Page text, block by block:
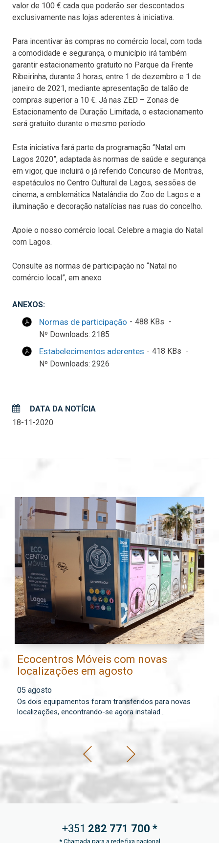
valor de 100 € cada que poderão ser descontados
exclusivamente nas lojas aderentes à iniciativa.
Para incentivar às compras no comércio local, com toda
a comodidade e segurança, o município irá também
garantir estacionamento gratuito no Parque da Frente
Ribeirinha, durante 3 horas, entre 1 de dezembro e 1 de
janeiro de 2021, mediante apresentação de talão de
compras superior a 10 €. Já nas ZED – Zonas de
Estacionamento de Duração Limitada, o estacionamento
será gratuito durante o mesmo período.
Esta iniciativa fará parte da programação “Natal em
Lagos 2020”, adaptada às normas de saúde e segurança
em vigor, que incluirá o já referido Concurso de Montras,
espetáculos no Centro Cultural de Lagos, sessões de
cinema, a emblemática Natalândia do Zoo de Lagos e a
iluminação e decoração natalícias nas ruas do concelho.
Apoie o nosso comércio local. Celebre a magia do Natal
com Lagos.
Consulte as normas de participação no “Natal no
comércio local”, em anexo
ANEXOS:
Normas de participação
488 KBs
Nº Downloads: 2185
Estabelecimentos aderentes
418 KBs
Nº Downloads: 2926
DATA DA NOTÍCIA
18-11-2020
Ecocentros Móveis com novas
localizações em agosto
05 agosto
Os dois equipamentos foram transferidos para novas
localizações, encontrando-se agora instalad...
+351 282 771 700 *
*Chamada para a rede fixa nacional